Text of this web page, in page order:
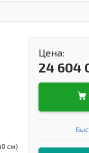
см)
Цена:
24 604